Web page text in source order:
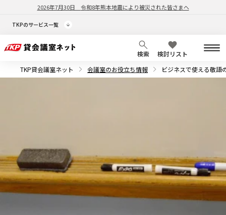
2026年7月30日 令和8年熊本地震により被災された皆さまへ
TKPのサービス一覧
検索
検討リスト
TKP貸会議室ネット
会議室のお役立ち情報 ビジネスで使える敬語